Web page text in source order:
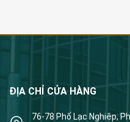
ĐỊA CHỈ CỬA HÀNG
76-78 Phố Lạc Nghiệp,